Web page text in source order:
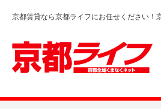
京都賃貸なら京都ライフにお任せください